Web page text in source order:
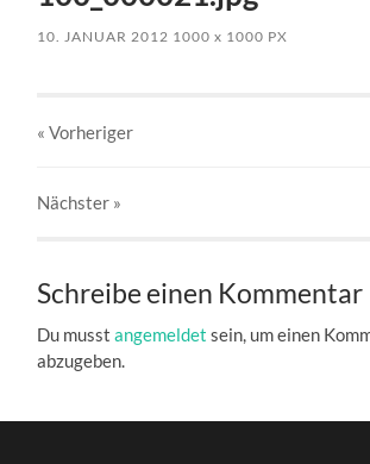
10. JANUAR 2012 1000x 1000 PX
« Vorheriger
Nächster »
Schreibe einen Kommentar
Du musstangemeldet sein, um einen
abzugeben.